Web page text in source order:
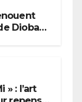
Diobaye
» : l’art